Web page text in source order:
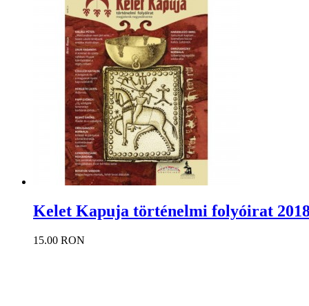
Kelet Kapuja történelmi folyóirat
15.00 RON